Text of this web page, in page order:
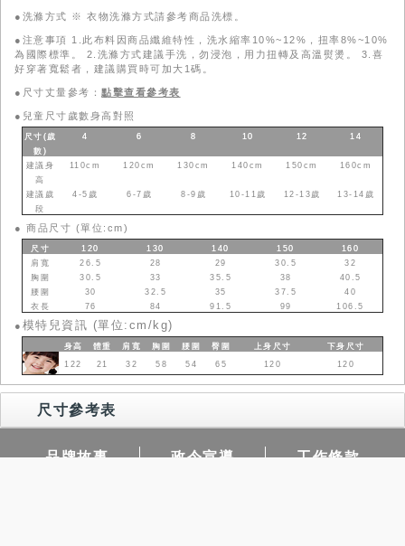
●洗滌方式 ※ 衣物洗滌方式請參考商品洗標。
●注意事項 1.此布料因商品纖維特性，洗水縮率10%~12%，扭率8%~10%
為國際標準。 2.洗滌方式建議手洗，勿浸泡，用力扭轉及高溫熨燙。 3.喜
好穿著寬鬆者，建議購買時可加大1碼。
●尺寸丈量參考： 點擊查看參考表
● 兒童尺寸歲數身高對照
尺寸(歲
數 )
4 6 8 10 12 14
建議身
高
110cm 120cm 130cm 140cm 150cm 160cm
建議歲
段
4-5歲 6-7歲 8-9歲 10-11歲 12-13歲 13-14歲
● 商品尺寸 (單位:cm)
尺寸 120 130 140 150
160
肩寬
26.5 28 29 30.5
32
胸圍
30.5 33 35.5 38
40.5
腰圍
30 32.5 35 37.5
40
衣長
76 84 91.5 99 106.5
● 模特兒資訊 (單位:cm/kg)
身高 體重 肩寬 胸圍 腰圍 臀圍 上身 尺寸 下身 尺寸
122
21 32 58 54 65 120 120
尺寸參考表
品牌故事 政令宣導 工作條款